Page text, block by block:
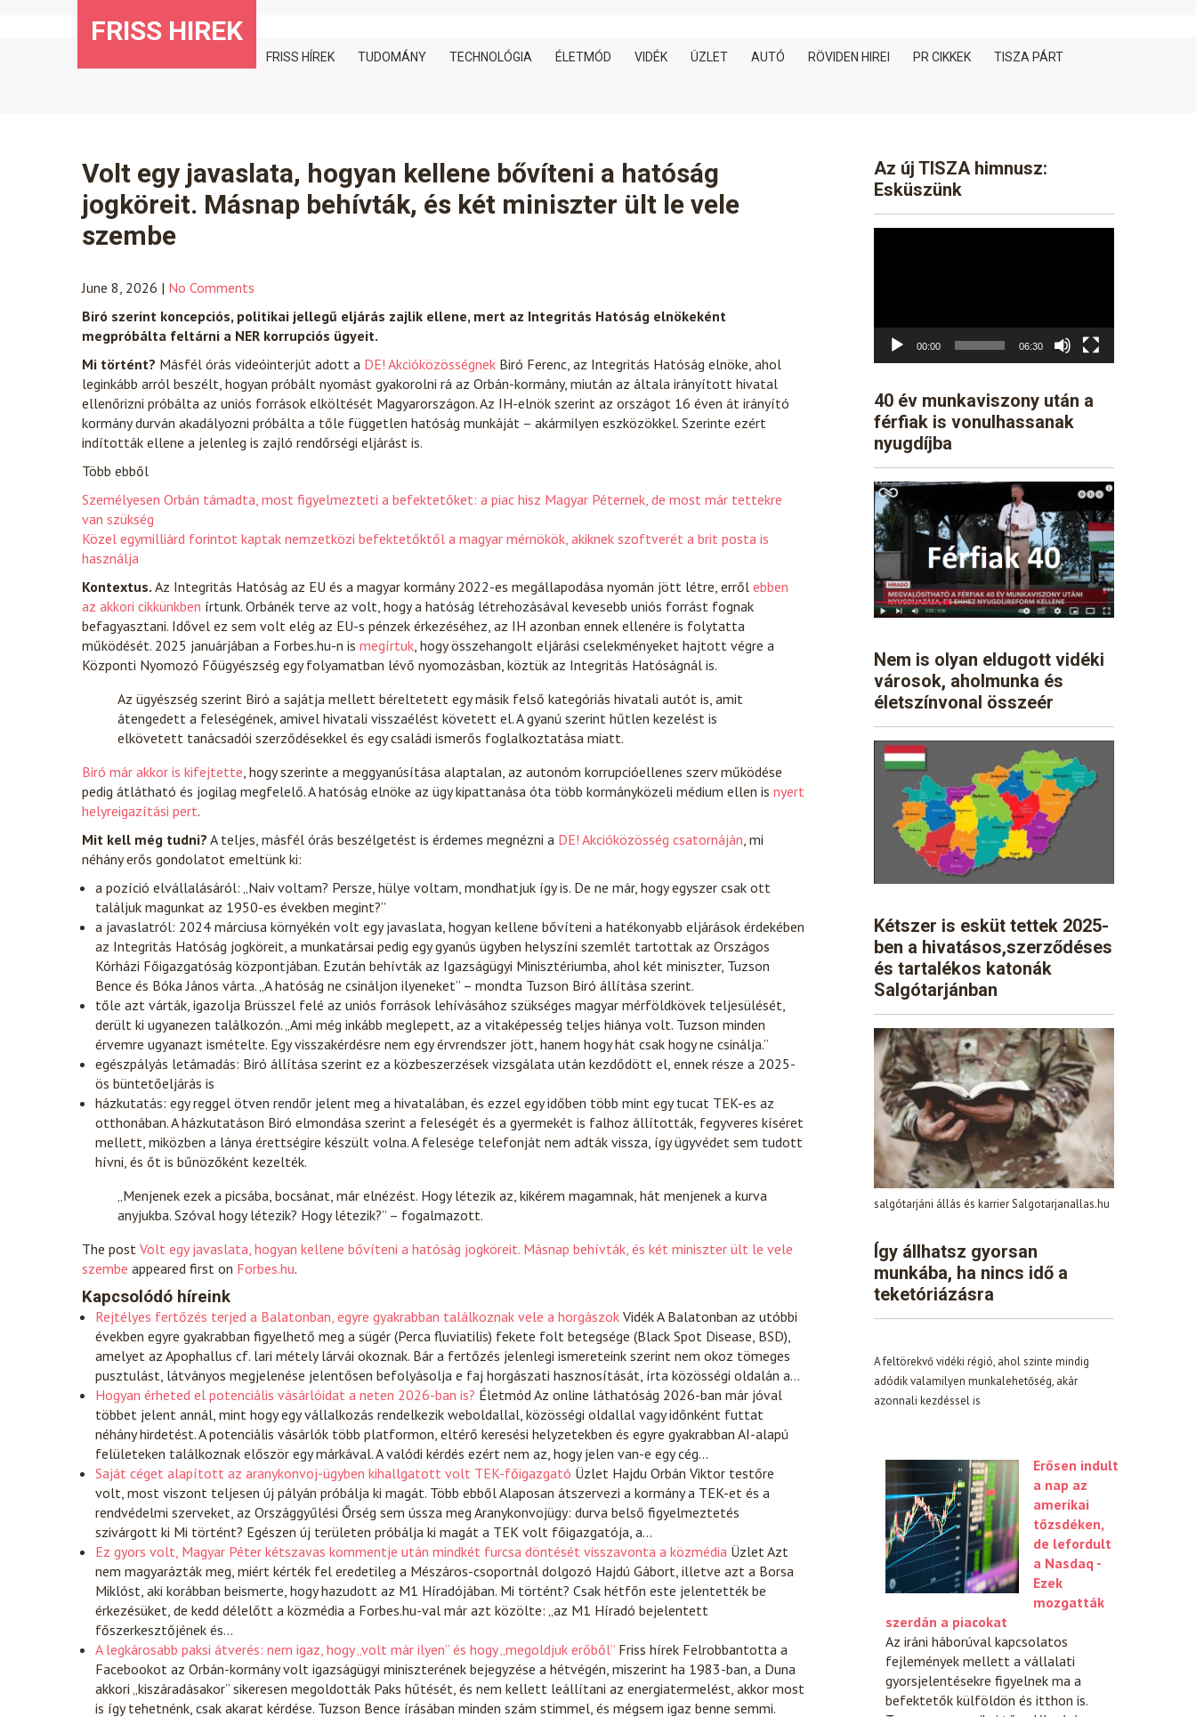
FRISS HIREK
FRISS HÍREK TUDOMÁNY TECHNOLÓGIA ÉLETMÓD VIDÉK ÜZLET AUTÓ RÖVIDEN HIREI PR CIKKEK TISZA PÁRT
Volt egy javaslata, hogyan kellene bővíteni a hatóság
jogköreit. Másnap behívták, és két miniszter ült le vele
szembe
June 8, 2026 | No Comments
Biró szerint koncepciós, politikai jellegű eljárás zajlik ellene, mert az Integritás Hatóság elnökeként
megpróbálta feltárni a NER korrupciós ügyeit.
Mi történt? Másfél órás videóinterjút adott a DE! Akcióközösségnek Biró Ferenc, az Integritás Hatóság elnöke, ahol
leginkább arról beszélt, hogyan próbált nyomást gyakorolni rá az Orbán-kormány, miután az általa irányított hivatal
ellenőrizni próbálta az uniós források elköltését Magyarországon. Az IH-elnök szerint az országot 16 éven át irányító
kormány durván akadályozni próbálta a tőle független hatóság munkáját – akármilyen eszközökkel. Szerinte ezért
indították ellene a jelenleg is zajló rendőrségi eljárást is.
Több ebből
Személyesen Orbán támadta, most figyelmezteti a befektetőket: a piac hisz Magyar Péternek, de most már tettekre
van szükség
Közel egymilliárd forintot kaptak nemzetközi befektetőktől a magyar mérnökök, akiknek szoftverét a brit posta is
használja
Kontextus. Az Integritás Hatóság az EU és a magyar kormány 2022-es megállapodása nyomán jött létre, erről ebben
az akkori cikkünkben írtunk. Orbánék terve az volt, hogy a hatóság létrehozásával kevesebb uniós forrást fognak
befagyasztani. Idővel ez sem volt elég az EU-s pénzek érkezéséhez, az IH azonban ennek ellenére is folytatta
működését. 2025 januárjában a Forbes.hu-n is megírtuk, hogy összehangolt eljárási cselekményeket hajtott végre a
Központi Nyomozó Főügyészség egy folyamatban lévő nyomozásban, köztük az Integritás Hatóságnál is.
Az ügyészség szerint Biró a sajátja mellett béreltetett egy másik felső kategóriás hivatali autót is, amit
átengedett a feleségének, amivel hivatali visszaélést követett el. A gyanú szerint hűtlen kezelést is
elkövetett tanácsadói szerződésekkel és egy családi ismerős foglalkoztatása miatt.
Biró már akkor is kifejtette, hogy szerinte a meggyanúsítása alaptalan, az autonóm korrupcióellenes szerv működése
pedig átlátható és jogilag megfelelő. A hatóság elnöke az ügy kipattanása óta több kormányközeli médium ellen is nyert
helyreigazítási pert.
Mit kell még tudni? A teljes, másfél órás beszélgetést is érdemes megnézni a DE! Akcióközösség csatornáján, mi
néhány erős gondolatot emeltünk ki:
a pozíció elvállalásáról: „Naiv voltam? Persze, hülye voltam, mondhatjuk így is. De ne már, hogy egyszer csak ott
találjuk magunkat az 1950-es években megint?”
a javaslatról: 2024 márciusa környékén volt egy javaslata, hogyan kellene bővíteni a hatékonyabb eljárások érdekében
az Integritás Hatóság jogköreit, a munkatársai pedig egy gyanús ügyben helyszíni szemlét tartottak az Országos
Kórházi Főigazgatóság központjában. Ezután behívták az Igazságügyi Minisztériumba, ahol két miniszter, Tuzson
Bence és Bóka János várta. „A hatóság ne csináljon ilyeneket” – mondta Tuzson Biró állítása szerint.
tőle azt várták, igazolja Brüsszel felé az uniós források lehívásához szükséges magyar mérföldkövek teljesülését,
derült ki ugyanezen találkozón. „Ami még inkább meglepett, az a vitaképesség teljes hiánya volt. Tuzson minden
érvemre ugyanazt ismételte. Egy visszakérdésre nem egy érvrendszer jött, hanem hogy hát csak hogy ne csinálja.”
egészpályás letámadás: Biró állítása szerint ez a közbeszerzések vizsgálata után kezdődött el, ennek része a 2025-
ös büntetőeljárás is
házkutatás: egy reggel ötven rendőr jelent meg a hivatalában, és ezzel egy időben több mint egy tucat TEK-es az
otthonában. A házkutatáson Biró elmondása szerint a feleségét és a gyermekét is falhoz állították, fegyveres kíséret
mellett, miközben a lánya érettségire készült volna. A felesége telefonját nem adták vissza, így ügyvédet sem tudott
hívni, és őt is bűnözőként kezelték.
„Menjenek ezek a picsába, bocsánat, már elnézést. Hogy létezik az, kikérem magamnak, hát menjenek a kurva
anyjukba. Szóval hogy létezik? Hogy létezik?” – fogalmazott.
The post Volt egy javaslata, hogyan kellene bővíteni a hatóság jogköreit. Másnap behívták, és két miniszter ült le vele
szembe appeared first on Forbes.hu.
Kapcsolódó híreink
Rejtélyes fertőzés terjed a Balatonban, egyre gyakrabban találkoznak vele a horgászok VidékA Balatonban az utóbbi
években egyre gyakrabban figyelhető meg a sügér (Perca fluviatilis) fekete folt betegsége (Black Spot Disease, BSD),
amelyet az Apophallus cf. lari métely lárvái okoznak. Bár a fertőzés jelenlegi ismereteink szerint nem okoz tömeges
pusztulást, látványos megjelenése jelentősen befolyásolja e faj horgászati hasznosítását, írta közösségi oldalán a…
Hogyan érheted el potenciális vásárlóidat a neten 2026-ban is? ÉletmódAz online láthatóság 2026-ban már jóval
többet jelent annál, mint hogy egy vállalkozás rendelkezik weboldallal, közösségi oldallal vagy időnként futtat
néhány hirdetést. A potenciális vásárlók több platformon, eltérő keresési helyzetekben és egyre gyakrabban AI-alapú
felületeken találkoznak először egy márkával. A valódi kérdés ezért nem az, hogy jelen van-e egy cég…
Saját céget alapított az aranykonvoj-ügyben kihallgatott volt TEK-főigazgató Üzlet Hajdu Orbán Viktor testőre
volt, most viszont teljesen új pályán próbálja ki magát. Több ebből Alaposan átszervezi a kormány a TEK-et és a
rendvédelmi szerveket, az Országgyűlési Őrség sem ússza meg Aranykonvojügy: durva belső figyelmeztetés
szivárgott ki Mi történt? Egészen új területen próbálja ki magát a TEK volt főigazgatója, a…
Ez gyors volt, Magyar Péter kétszavas kommentje után mindkét furcsa döntését visszavonta a közmédia ÜzletAzt
nem magyarázták meg, miért kérték fel eredetileg a Mészáros-csoportnál dolgozó Hajdú Gábort, illetve azt a Borsa
Miklóst, aki korábban beismerte, hogy hazudott az M1 Híradójában. Mi történt? Csak hétfőn este jelentették be
érkezésüket, de kedd délelőtt a közmédia a Forbes.hu-val már azt közölte: „az M1 Híradó bejelentett
főszerkesztőjének és…
A legkárosabb paksi átverés: nem igaz, hogy „volt már ilyen” és hogy „megoldjuk erőből” Friss hírek Felrobbantotta a
Facebookot az Orbán-kormány volt igazságügyi miniszterének bejegyzése a hétvégén, miszerint ha 1983-ban, a Duna
akkori „kiszáradásakor” sikeresen megoldották Paks hűtését, és nem kellett leállítani az energiatermelést, akkor most
is így tehetnénk, csak akarat kérdése. Tuzson Bence írásában minden szám stimmel, és mégsem igaz benne semmi.
Az új TISZA himnusz:
Esküszünk
00:00 06:30
40 év munkaviszony után a
férfiak is vonulhassanak
nyugdíjba
Nem is olyan eldugott vidéki
városok, aholmunka és
életszínvonal összeér
Kétszer is esküt tettek 2025-
ben a hivatásos,szerződéses
és tartalékos katonák
Salgótarjánban
salgótarjáni állás és karrier Salgotarjanallas.hu
Így állhatsz gyorsan
munkába, ha nincs idő a
teketóriázásra
A feltörekvő vidéki régió, ahol szinte mindig
adódik valamilyen munkalehetőség, akár
azonnali kezdéssel is
Erősen indult
a nap az
amerikai
tőzsdéken,
de lefordult
a Nasdaq -
Ezek
mozgatták
szerdán a piacokat
Az iráni háborúval kapcsolatos
fejlemények mellett a vállalati
gyorsjelentésekre figyelnek ma a
befektetők külföldön és itthon is.